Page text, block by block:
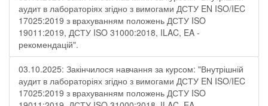
аудит в лабораторіях згідно з вимогами ДСТУ EN ISO/IEC
17025:2019 з врахуванням положень ДСТУ ISO
19011:2019, ДСТУ ISO 31000:2018, ILAC, EA -
рекомендацій".
03.10.2025: Закінчилося навчання за курсом: "Внутрішній
аудит в лабораторіях згідно з вимогами ДСТУ EN ISO/IEC
17025:2019 з врахуванням положень ДСТУ ISO